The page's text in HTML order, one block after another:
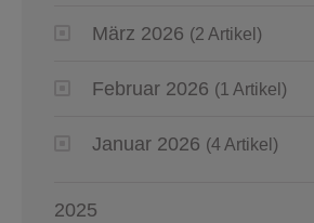
März 2026 (2 Artikel)
Februar 2026 (1 Artikel)
Januar 2026 (4 Artikel)
2025